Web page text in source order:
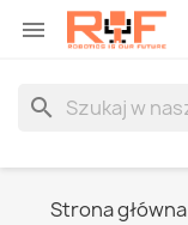

search
Strona główna